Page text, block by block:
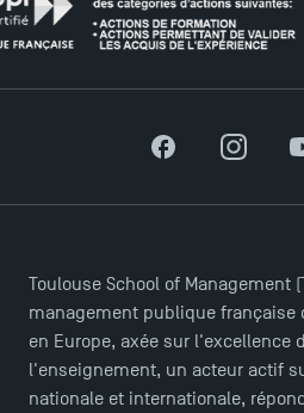
ACCÈS DIRECTS
Actualités
Agenda
Facebook
Toulouse School of Management
management publique française
en Europe, axée sur l'excellence
l'enseignement, un acteur actif
nationale et internationale,